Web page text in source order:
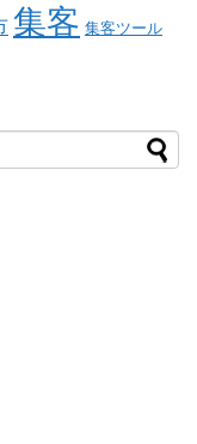
集客 集客ツール